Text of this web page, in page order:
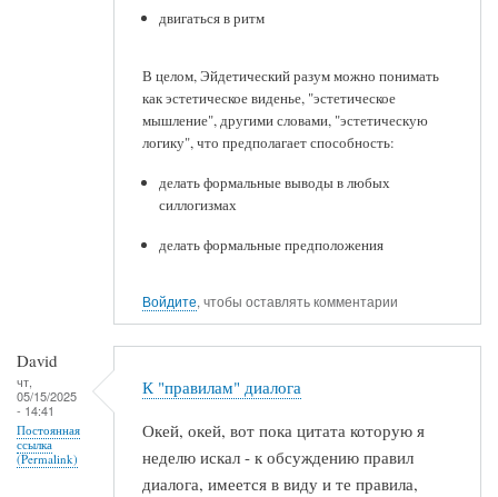
двигаться в ритм
В целом, Эйдетический разум можно понимать
как эстетическое виденье, "эстетическое
мышление", другими словами, "эстетическую
логику", что предполагает способность:
делать формальные выводы в любых
силлогизмах
делать формальные предположения
Войдите, чтобы оставлять комментарии
David
чт,
05/15/2025
- 14:41
Постоянная
ссылка
(Permalink)
К "правилам" диалога
Окей, окей, вот пока цитата которую я
неделю искал - к обсуждению правил
диалога, имеется в виду и те правила,